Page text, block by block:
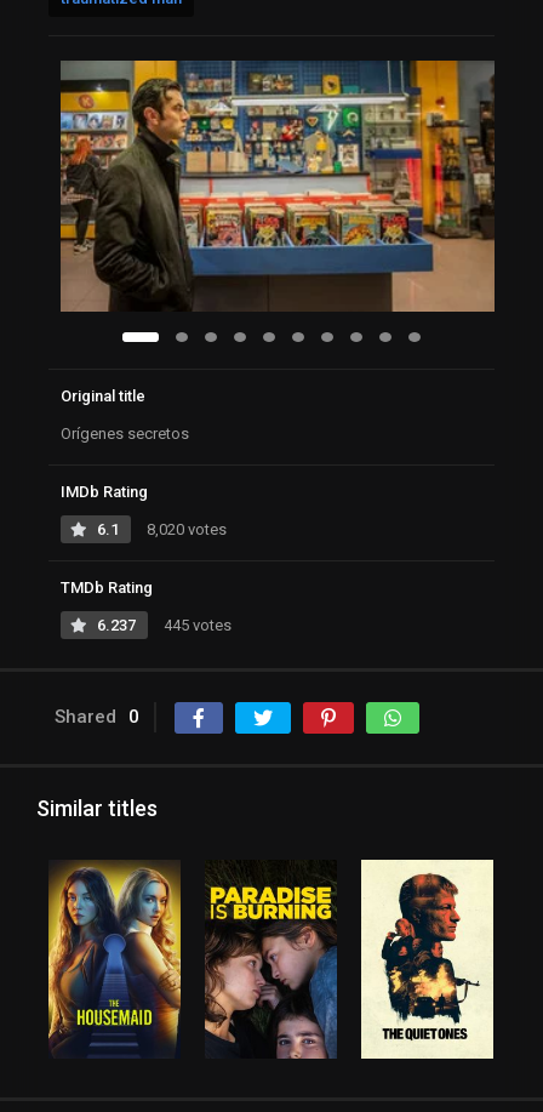
Original title
Orígenes secretos
IMDb Rating
6.1 8,020 votes
TMDb Rating
6.237 445 votes
Shared 0
Similar titles